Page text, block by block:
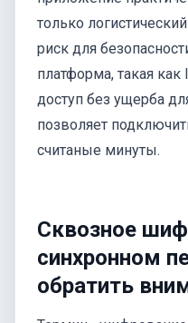
только
риск для
платформа, такая
доступ без ущерба
позволяет
считаные минуты.
Сквозное
синхронном
обратить